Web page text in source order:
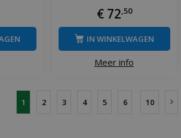
€ 72 50
Meer info
IN WINKELWAGEN
1 2 3 4 5 6 10